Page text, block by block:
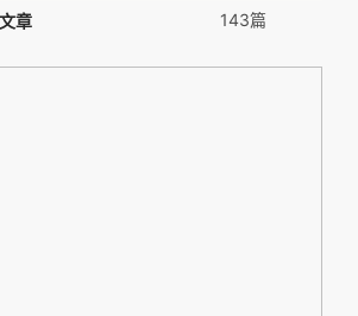
章 143篇